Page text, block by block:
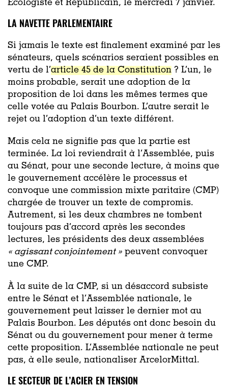
Écologiste et Républicain, le mercredi 7 janvier.
LA NAVETTE PARLEMENTAIRE
Si jamais le texte est finalement examiné par les
sénateurs, quels scénarios seraient possibles en
vertu de l’article 45 de la Constitution ? L’un, le
moins probable, serait une adoption de la
proposition de loi dans les mêmes termes que
celle votée au Palais Bourbon. L’autre serait le
rejet ou l’adoption d’un texte différent.
Mais cela ne signifie pas que la partie est
terminée. La loi reviendrait à l’Assemblée, puis
au Sénat, pour une seconde lecture, à moins que
le gouvernement accélère le processus et
convoque une commission mixte paritaire (CMP)
chargée de trouver un texte de compromis.
Autrement, si les deux chambres ne tombent
toujours pas d’accord après les secondes
lectures, les présidents des deux assemblées
« agissant conjointement » peuvent convoquer
une CMP.
À la suite de la CMP, si un désaccord subsiste
entre le Sénat et l’Assemblée nationale, le
gouvernement peut laisser le dernier mot au
Palais Bourbon. Les députés ont donc besoin du
Sénat ou du gouvernement pour mener à terme
cette proposition. L’Assemblée nationale ne peut
pas, à elle seule, nationaliser ArcelorMittal.
LE SECTEUR DE L’ACIER EN TENSION